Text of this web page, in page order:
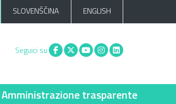
SLOVENŠČINA ENGLISH
Seguici su Facebook
X You tubeInstagram
Linkedin
Amministrazione trasparente